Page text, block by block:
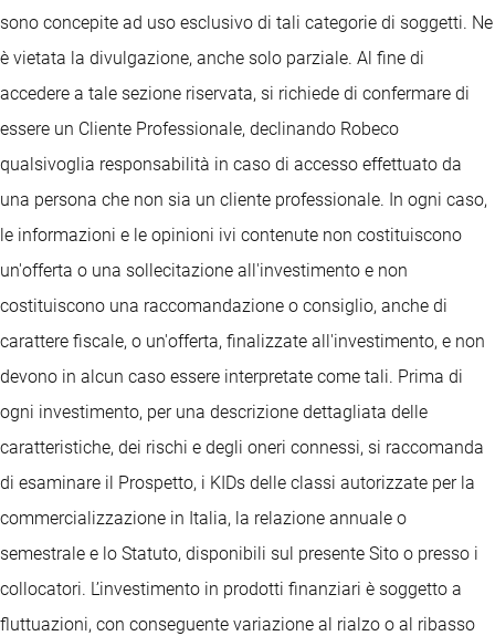
sono concepite ad uso esclusivo di tali categorie di soggetti. Ne
è vietata la divulgazione, anche solo parziale. Al fine di
accedere a tale sezione riservata, si richiede di confermare di
essere un Cliente Professionale, declinando Robeco
qualsivoglia responsabilità in caso di accesso effettuato da
una persona che non sia un cliente professionale. In ogni caso,
le informazioni e le opinioni ivi contenute non costituiscono
un'offerta o una sollecitazione all'investimento e non
costituiscono una raccomandazione o consiglio, anche di
carattere fiscale, o un'offerta, finalizzate all'investimento, e non
devono in alcun caso essere interpretate come tali. Prima di
ogni investimento, per una descrizione dettagliata delle
caratteristiche, dei rischi e degli oneri connessi, si raccomanda
di esaminare il Prospetto, i KIDs delle classi autorizzate per la
commercializzazione in Italia, la relazione annuale o
semestrale e lo Statuto, disponibili sul presente Sito o presso i
collocatori. L’investimento in prodotti finanziari è soggetto a
fluttuazioni, con conseguente variazione al rialzo o al ribasso